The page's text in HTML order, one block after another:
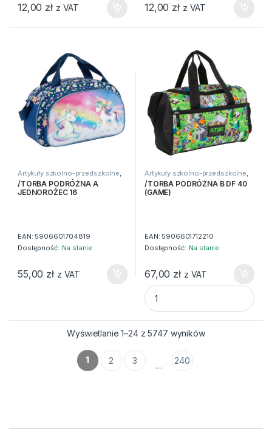
12,00 zł z VAT 12,00 zł z VAT
Artykuły szkolno-przedszkolne
Artykuły tekstylne,Torby
/TORBA PODRÓŻNA A
JEDNOROŻEC 16
EAN: 5906601704819
Dostępność: Na stanie
55,00 zł z VAT
Artykuły szkolno-przedszkolne
Artykuły tekstylne,Torby
/TORBA PODRÓŻNA B DF 40
(GAME)
EAN: 5906601712210
Dostępność: Na stanie
67,00 zł z VAT
/TORBA PODRÓŻNA B DF 40
Wyświetlanie 1–24 z 5747 wyników
1 2 3 … 240